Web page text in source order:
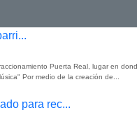
Puerta Real, lugar en
Por medio de la creación de...
para rec...